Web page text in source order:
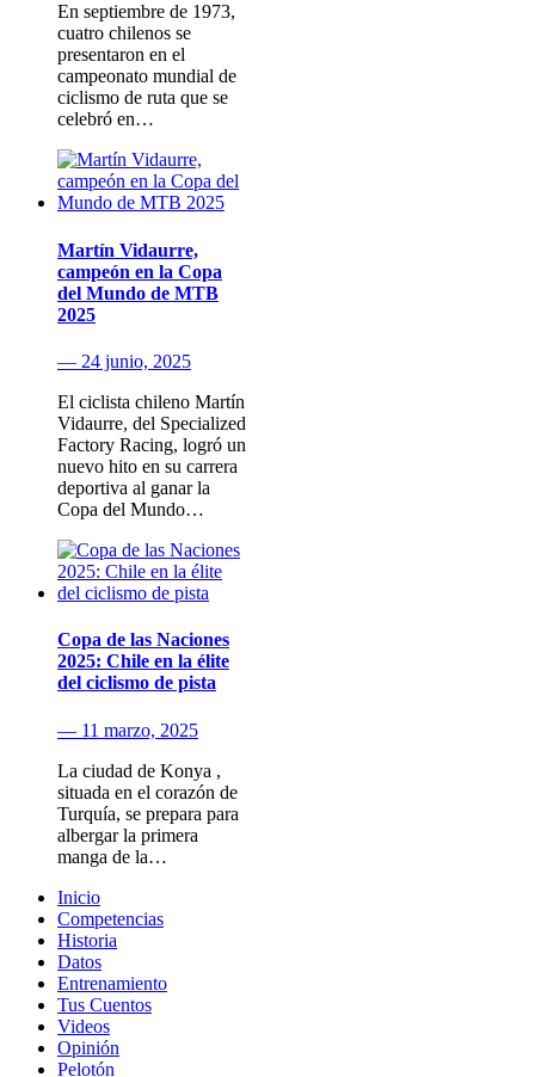
En septiembre de 1973,
cuatro chilenos se
presentaron en el
campeonato mundial de
ciclismo de ruta que se
celebró en…
Martín Vidaurre,
campeón en la Copa
del Mundo de MTB
2025
— 24 junio, 2025
El ciclista chileno Martín
Vidaurre, del Specialized
Factory Racing, logró un
nuevo hito en su carrera
deportiva al ganar la
Copa del Mundo…
Copa de las Naciones
2025: Chile en la élite
del ciclismo de pista
— 11 marzo, 2025
La ciudad de Konya ,
situada en el corazón de
Turquía, se prepara para
albergar la primera
manga de la…
Inicio
Competencias
Historia
Datos
Entrenamiento
Tus Cuentos
Videos
Opinión
Pelotón